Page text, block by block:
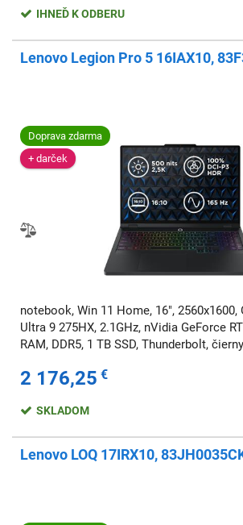
IHNEĎ K ODBERU
Lenovo Legion Pro 5 16IAX10,
Doprava zdarma
+ darček
notebook, Win 11 Home, 16", 2560x1600,
Ultra 9 275HX, 2.1GHz, nVidia GeForce
RAM, DDR5, 1 TB SSD, Thunderbolt, čierny
2 176,25 €
SKLADOM
Lenovo LOQ 17IRX10,